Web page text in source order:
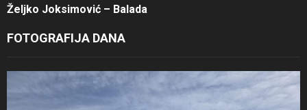
Željko Joksimović – Balada
FOTOGRAFIJA DANA